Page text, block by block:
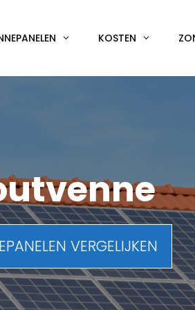
KOSTEN
VERGELIJKEN